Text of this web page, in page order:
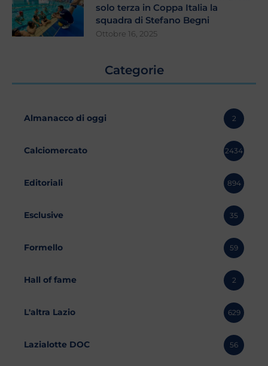
solo terza in Coppa Italia la
squadra di Stefano Begni
Ottobre 16, 2025
Categorie
Almanacco di oggi 2
Calciomercato 2434
Editoriali 894
Esclusive 35
Formello 59
Hall of fame 2
L'altra Lazio 629
Lazialotte DOC 56